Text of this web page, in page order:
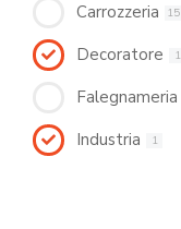
Carrozzeria 15
Decoratore 1
Falegnameria
Industria 1